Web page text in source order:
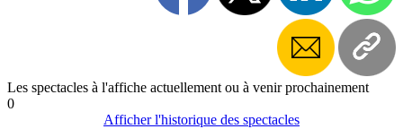
Les spectacles à l'affiche actuellement ou à venir prochainement
0
Afficher l'historique des spectacles